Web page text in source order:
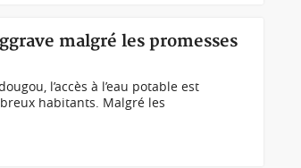
malgré les promesses
l’accès à l’eau potable est
habitants. Malgré les